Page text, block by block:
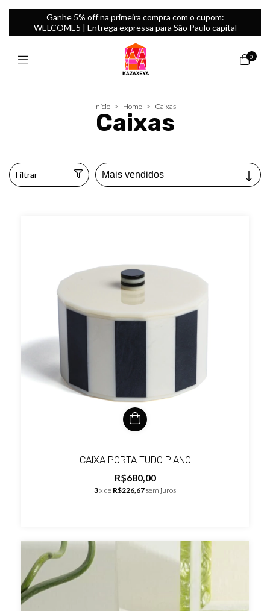
Ganhe 5% off na primeira compra com o cupom:
WELCOME5 | Entrega expressa para São Paulo capital
0
Início > Home > Caixas
Caixas
Filtrar
CAIXA PORTA TUDO PIANO
R$680,00
3x de R$226,67sem juros